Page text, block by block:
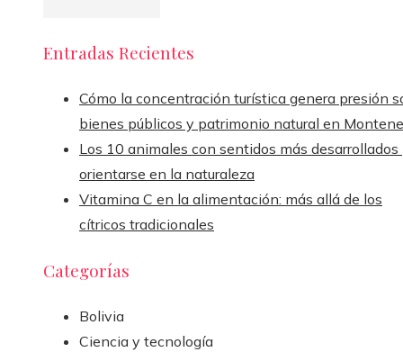
Entradas Recientes
Cómo la concentración turística genera presión
bienes públicos y patrimonio natural en
Los 10 animales con sentidos más desarrollados
orientarse en la naturaleza
Vitamina C en la alimentación: más allá de los
cítricos tradicionales
Categorías
Bolivia
Ciencia y tecnología